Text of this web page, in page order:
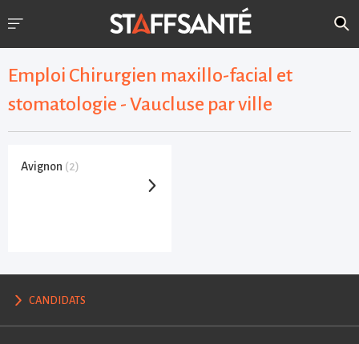
Emploi Chirurgien maxillo-facial et
stomatologie - Vaucluse par ville
Avignon (2)
CANDIDATS